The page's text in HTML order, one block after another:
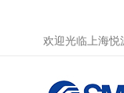
欢迎光临上海悦